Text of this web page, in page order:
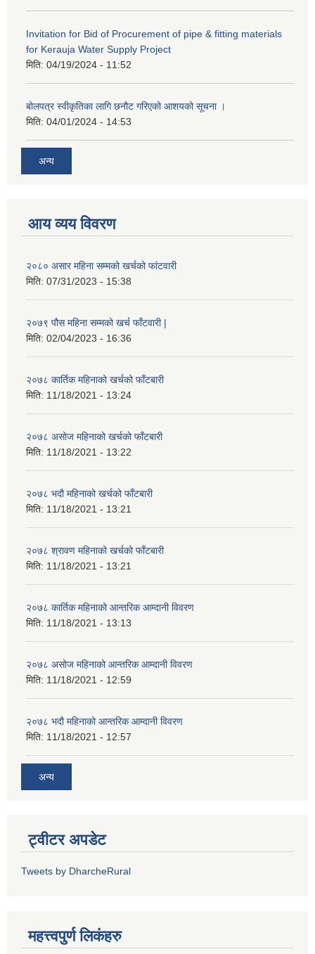
Invitation for Bid of Procurement of pipe & fitting materials
for Kerauja Water Supply Project
मिति: 04/19/2024 - 11:52
बोलपत्र स्वीकृतिका लागि छनौट गरिएको आशयको सूचना ।
मिति: 04/01/2024 - 14:53
अन्य
आय व्यय विवरण
२०८० असार महिना सम्मको खर्चको फांटवारी
मिति: 07/31/2023 - 15:38
२०७९ पौस महिना सम्मको खर्च फाँटवारी |
मिति: 02/04/2023 - 16:36
२०७८ कार्तिक महिनाको खर्चको फाँटबारी
मिति: 11/18/2021 - 13:24
२०७८ असोज महिनाको खर्चको फाँटबारी
मिति: 11/18/2021 - 13:22
२०७८ भदौ महिनाको खर्चको फाँटबारी
मिति: 11/18/2021 - 13:21
२०७८ श्रावण महिनाको खर्चको फाँटबारी
मिति: 11/18/2021 - 13:21
२०७८ कार्तिक महिनाको आन्तरिक आम्दानी विवरण
मिति: 11/18/2021 - 13:13
२०७८ असोज महिनाको आन्तरिक आम्दानी विवरण
मिति: 11/18/2021 - 12:59
२०७८ भदौ महिनाको आन्तरिक आम्दानी विवरण
मिति: 11/18/2021 - 12:57
अन्य
ट्वीटर अपडेट
Tweets by DharcheRural
महत्त्वपुर्ण लिकंहरु